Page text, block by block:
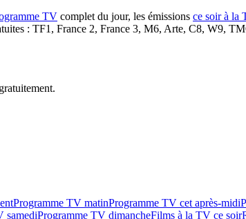
TV complet du jour, les émissions ce soir à la
: TF1, France 2, France 3, M6, Arte, C8, W9,
Programme TV matinProgramme TV cet après-midi
samediProgramme TV dimancheFilms à la TV ce soir